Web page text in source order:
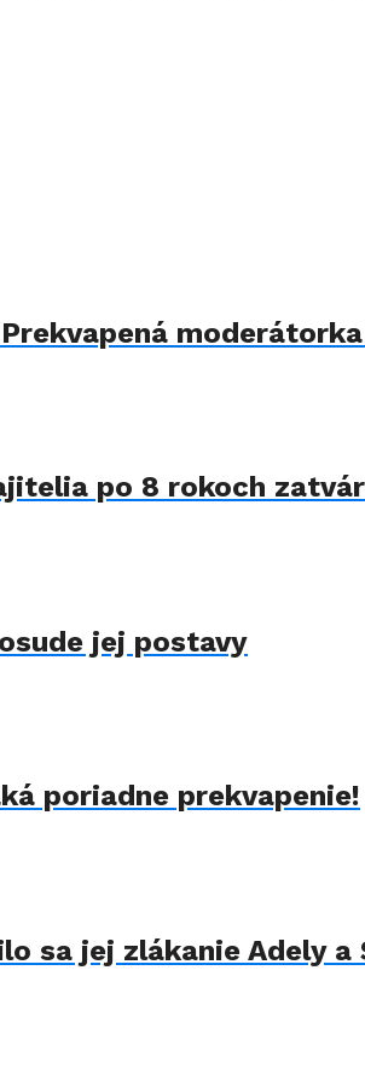
po 8 rokoch
jej postavy
poriadne prekvapenie!
sa jej zlákanie Adely a